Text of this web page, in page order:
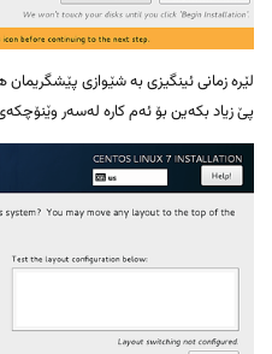
لێرە زمانی ئینگیزی بە شێوازی پێشگریمان
پێ زیاد بکەین بۆ ئەم کارە لەسەر